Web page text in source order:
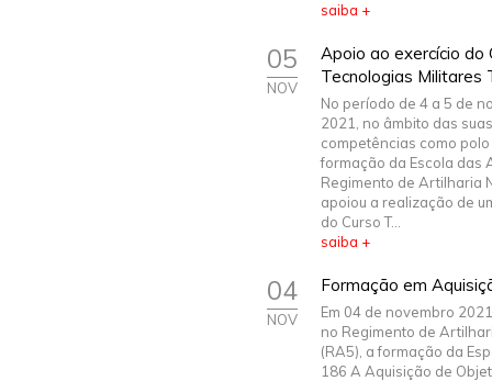
saiba +
05
NOV
Apoio ao exercício do
Tecnologias Militares
No período de 4 a 5 de
2021, no âmbito das suas
competências como
formação da Escola das
Regimento de Artilharia
apoiou a realização de
do Curso T...
saiba +
04
NOV
Formação em
Em 04 de novembro
no Regimento de
(RA5), a formação da
186 A Aquisição de